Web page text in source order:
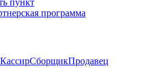
пункт
программа
КассирСборщикПродавец